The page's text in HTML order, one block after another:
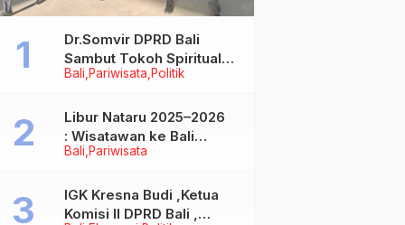
Bali Pariwisata Politik
Dr.Somvir DPRD Bali
Sambut Tokoh Spiritual
India Baba Bageshwar
Bali Pariwisata
Libur Nataru 2025–2026
: Wisatawan ke Bali
Meningkat, Isu Penurunan
IGK Kresna Budi ,Ketua
Komisi II DPRD Bali ,